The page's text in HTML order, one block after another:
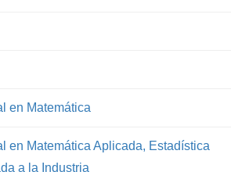
en Matemática
en Matemática Aplicada, Estadística
a la Industria